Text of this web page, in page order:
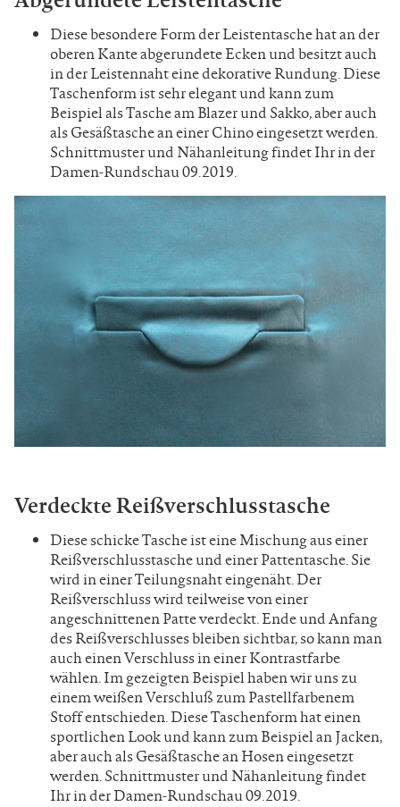
Diese besondere Form der Leistentasche hat an der
oberen Kante abgerundete Ecken und besitzt auch
in der Leistennaht eine dekorative Rundung. Diese
Taschenform ist sehr elegant und kann zum
Beispiel als Tasche am Blazer und Sakko, aber auch
als Gesäßtasche an einer Chino eingesetzt werden.
Schnittmuster und Nähanleitung findet Ihr in der
Damen-Rundschau 09.2019.
Verdeckte Reißverschlusstasche
Diese schicke Tasche ist eine Mischung aus einer
Reißverschlusstasche und einer Pattentasche. Sie
wird in einer Teilungsnaht eingenäht. Der
Reißverschluss wird teilweise von einer
angeschnittenen Patte verdeckt. Ende und Anfang
des Reißverschlusses bleiben sichtbar, so kann man
auch einen Verschluss in einer Kontrastfarbe
wählen. Im gezeigten Beispiel haben wir uns zu
einem weißen Verschluß zum Pastellfarbenem
Stoff entschieden. Diese Taschenform hat einen
sportlichen Look und kann zum Beispiel an Jacken,
aber auch als Gesäßtasche an Hosen eingesetzt
werden. Schnittmuster und Nähanleitung findet
Ihr in der Damen-Rundschau 09.2019.